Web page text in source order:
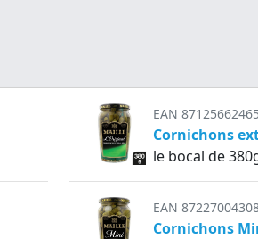
EAN
Cornichons
le bocal de
EAN
Cornichons